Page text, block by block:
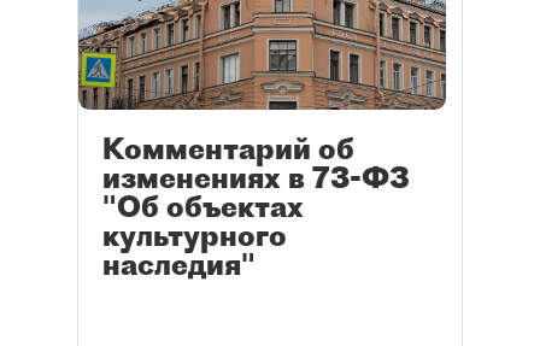
Комментарий об
изменениях в 73-ФЗ
"Об объектах
культурного
наследия"